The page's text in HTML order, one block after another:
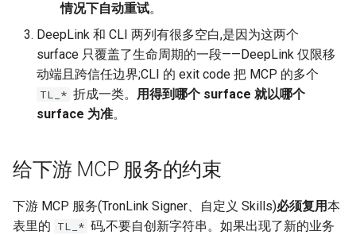
情况下自动重试。
DeepLink 和 CLI 两列有很多空白,是因为这两个
surface 只覆盖了生命周期的一段——DeepLink 仅限移
动端且跨信任边界;CLI 的 exit code 把 MCP 的多个
TL_* 折成一类。 用得到哪个 surface 就以哪个
surface 为准。
给下游 MCP 服务的约束
下游 MCP 服务(TronLink Signer、自定义 Skills)必须复用本
表里的 TL_* 码,不要自创新字符串。如果出现了新的业务